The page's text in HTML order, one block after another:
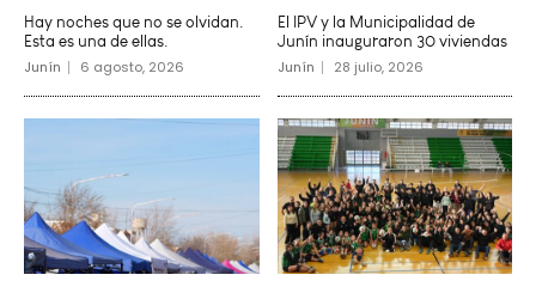
Hay noches que no se olvidan.
Esta es una de ellas.
Junín 6 agosto, 2026
El IPV y la Municipalidad de
Junín inauguraron 30 viviendas
Junín 28 julio, 2026